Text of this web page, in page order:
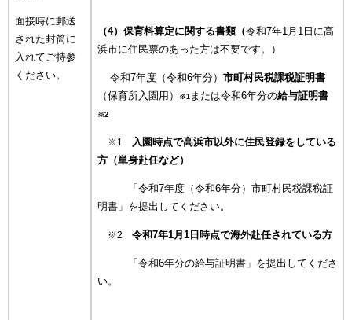
面接時に郵送
された封筒に
入れてご持参
ください。
（4）保育料算定に関する書類（令和7年1月1日に高
浜市に住民票のあった方は不要です。​）
令和7年度（令和6年分）​ 市町村民税課税証明書
（保育所入園用）
※1または​令和6年分の給与証明書​
※2
※1
入園時点で高浜市以外に住民登録をしている
方（単身赴任など）​
「令和7年度（令和6年分）市町村民税課税証
明書」を提出してください。
※2 令和7年1月1日時点で海外赴任されている方​
「令和6年分の給与証明書」を提出してくださ
い。​